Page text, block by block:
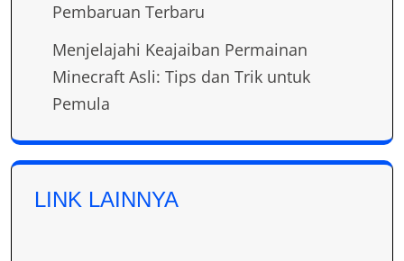
Pembaruan Terbaru
Menjelajahi Keajaiban Permainan
Minecraft Asli: Tips dan Trik untuk
Pemula
LINK LAINNYA